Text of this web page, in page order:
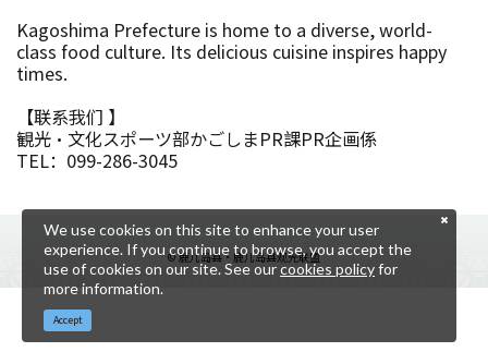
Kagoshima Prefecture is home to a diverse, world-
class food culture. Its delicious cuisine inspires happy
times.
【联系我们 】
観光・文化スポーツ部かごしまPR課PR企画係
TEL：099-286-3045
© 鹿儿岛县・鹿儿岛县观光联盟
We use cookies on this site to enhance your user
experience. If you continue to browse, you accept the
use of cookies on our site. See ourcookies policyfor
more information.
Accept